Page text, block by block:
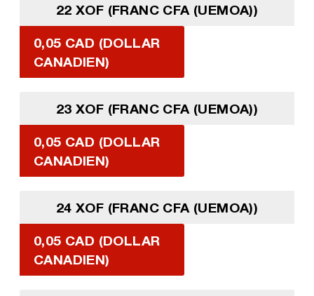
22 XOF (FRANC CFA (UEMOA))
0,05 CAD (DOLLAR
CANADIEN)
23 XOF (FRANC CFA (UEMOA))
0,05 CAD (DOLLAR
CANADIEN)
24 XOF (FRANC CFA (UEMOA))
0,05 CAD (DOLLAR
CANADIEN)